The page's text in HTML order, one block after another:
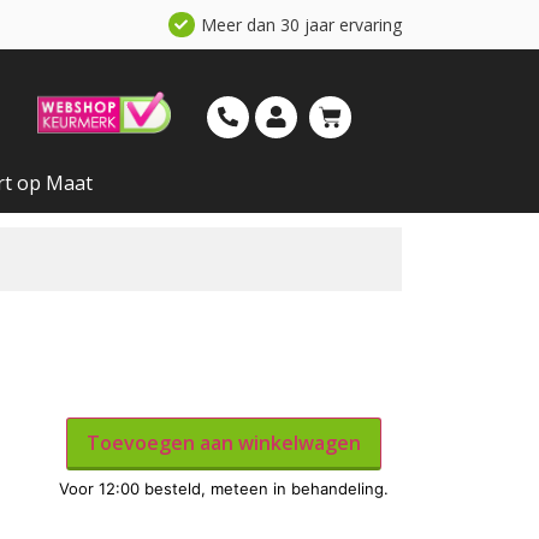
Meer dan 30 jaar ervaring
op Maat
Toevoegen aan winkelwagen